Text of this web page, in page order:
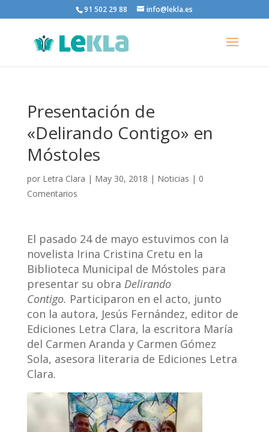
91 502 29 88 info@lekla.es
Presentación de
«Delirando Contigo» en
Móstoles
por Letra Clara | May 30, 2018 | Noticias | 0
Comentarios
El pasado 24 de mayo estuvimos con la
novelista Irina Cristina Cretu en la
Biblioteca Municipal de Móstoles para
presentar su obra Delirando
Contigo. Participaron en el acto, junto
con la autora, Jesús Fernández, editor de
Ediciones Letra Clara, la escritora María
del Carmen Aranda y Carmen Gómez
Sola, asesora literaria de Ediciones Letra
Clara.